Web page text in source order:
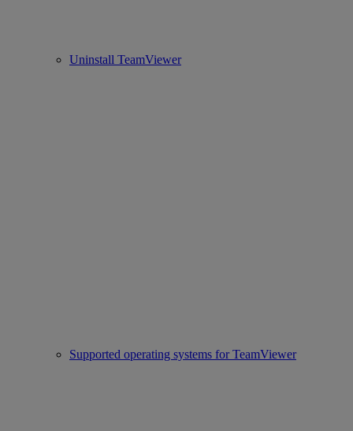
Uninstall TeamViewer
Supported operating systems for TeamViewer